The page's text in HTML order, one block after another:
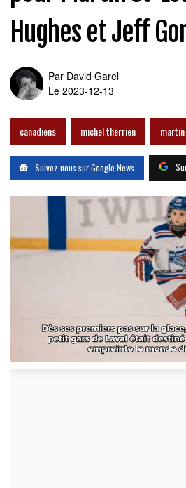
Hughes et Jeff
Par David Garel
Le 2023-12-13
canadiens michel therrien
Suivez-nous sur Google News